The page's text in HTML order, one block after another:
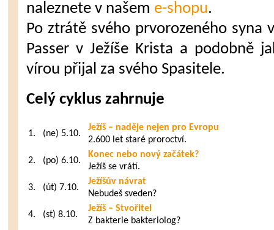
naleznete v našem e-shopu.
Po ztrátě svého prvorozeného syna
Passer v Ježíše Krista a podobně
vírou přijal za svého Spasitele.
Celý cyklus zahrnuje
1. (ne) 5.10.
Ježíš – naděje nejen pro Evropu
2.600 let staré proroctví.
2. (po) 6.10.
Konec nebo nový začátek?
Ježíš se vrátí.
3. (út) 7.10.
Ježíšův návrat
Nebudeš sveden?
4. (st) 8.10.
Ježíš – Stvořitel
Z bakterie bakteriolog?